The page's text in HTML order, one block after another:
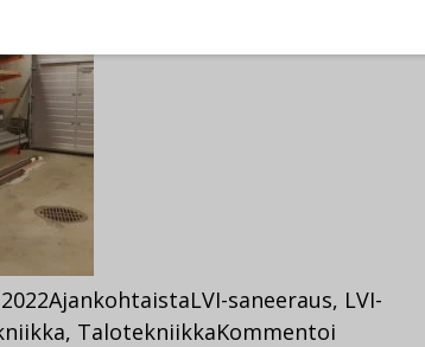
AjankohtaistaLVI-saneeraus, LVI-
, TalotekniikkaKommentoi